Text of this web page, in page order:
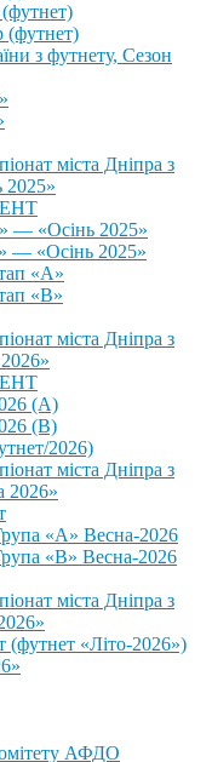
(футнет)
з футнету, Сезон
міста Дніпра з
2025»
— «Осінь 2025»
— «Осінь 2025»
«А»
«В»
міста Дніпра з
(А)
(В)
2026)
міста Дніпра з
2026»
«А» Весна-2026
«В» Весна-2026
міста Дніпра з
(футнет «Літо-2026»)
АФДО